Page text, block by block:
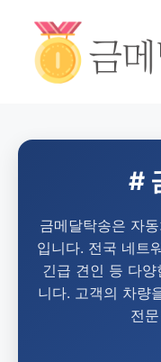
#
금메달탁송은 자
입니다. 전국 네트
긴급 견인 등 다
니다. 고객의 차량
전